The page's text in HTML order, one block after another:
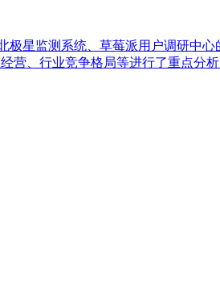
星监测系统、草莓派用户调研中
营、行业竞争格局等进行了重点